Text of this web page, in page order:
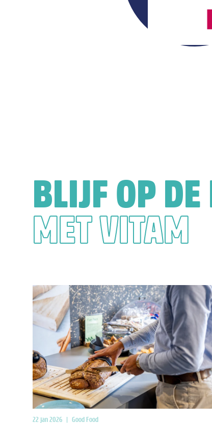
BLIJF OP
MET VITAM
22 jan 2026 | Good Food